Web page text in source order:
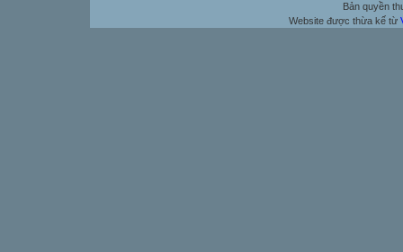
Bản quyền
Website được thừa kế từ